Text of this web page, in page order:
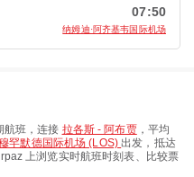
07:50
纳姆迪·阿齐基韦国际机场
班，连接 拉各斯 - 阿布贾 ，平均
罕默德国际机场 (LOS)出发，抵达
上浏览实时航班时刻表、比较票